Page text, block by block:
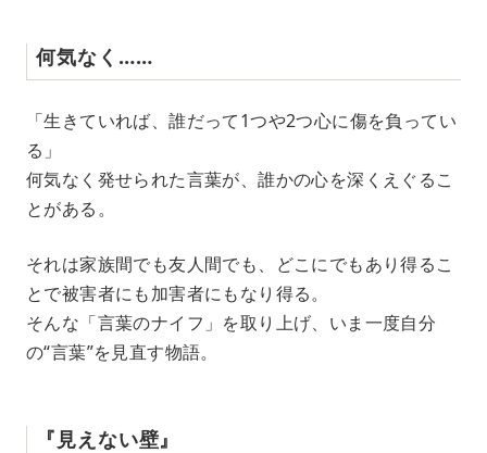
何気なく……
「生きていれば、誰だって1つや2つ心に傷を負ってい
る」
何気なく発せられた言葉が、誰かの心を深くえぐるこ
とがある。
それは家族間でも友人間でも、どこにでもあり得るこ
とで被害者にも加害者にもなり得る。
そんな「言葉のナイフ」を取り上げ、いま一度自分
の“言葉”を見直す物語。
『見えない壁』